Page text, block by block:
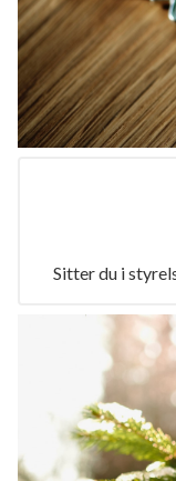
Sitter du i